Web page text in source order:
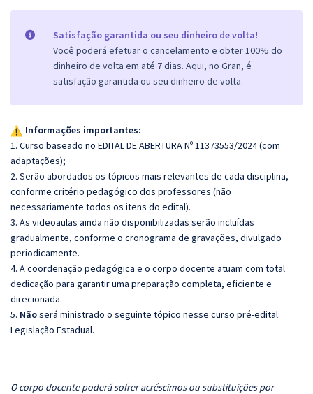
Satisfação garantida ou seu dinheiro de volta!
Você poderá efetuar o cancelamento e obter 100% do
dinheiro de volta em até 7 dias. Aqui, no Gran, é
satisfação garantida ou seu dinheiro de volta.
Informações importantes:
1. Curso baseado no EDITAL DE ABERTURA Nº 11373553/2024 (com
adaptações);
2. Serão abordados os tópicos mais relevantes de cada disciplina,
conforme critério pedagógico dos professores (não
necessariamente todos os itens do edital).
3. As videoaulas ainda não disponibilizadas serão incluídas
gradualmente, conforme o cronograma de gravações, divulgado
periodicamente.
4. A coordenação pedagógica e o corpo docente atuam com total
dedicação para garantir uma preparação completa, eficiente e
direcionada.
5. Nãoserá ministrado o seguinte tópico nesse curso pré-edital:
Legislação Estadual.
O corpo docente poderá sofrer acréscimos ou substituições por